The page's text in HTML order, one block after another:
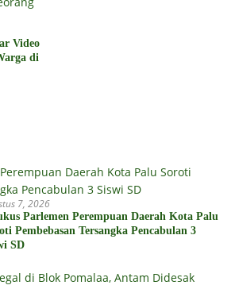
Video
di
7, 2026
Parlemen Perempuan Daerah Kota Palu
Pembebasan Tersangka Pencabulan 3
SD